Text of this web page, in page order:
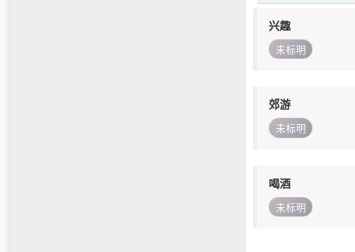
兴趣
未标明
郊游
未标明
喝酒
未标明